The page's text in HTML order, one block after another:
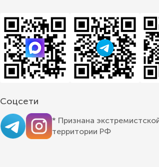
Соцсети
* Признана
территории РФ